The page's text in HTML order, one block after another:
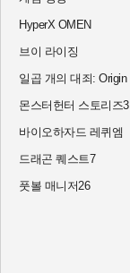
HyperX OMEN
브이 라이징
일곱 개의 대죄: Origin
몬스터헌터 스토리즈3
바이오하자드 레퀴엠
드래곤 퀘스트7
풋볼 매니저26